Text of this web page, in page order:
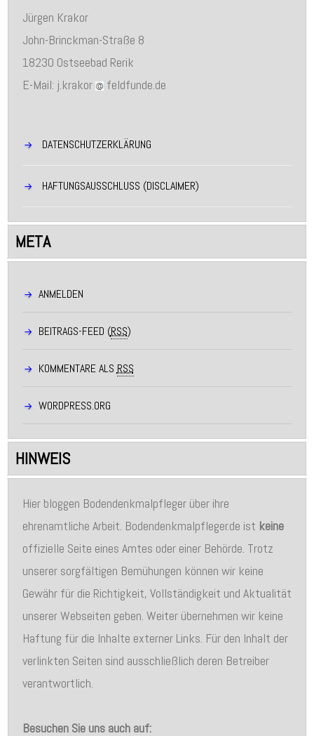
Jürgen Krakor
John-Brinckman-Straße 8
18230 Ostseebad Rerik
E-Mail: j.krakor
feldfunde.de
DATENSCHUTZERKLÄRUNG
HAFTUNGSAUSSCHLUSS (DISCLAIMER)
META
ANMELDEN
BEITRAGS-FEED (RSS)
KOMMENTARE ALS RSS
WORDPRESS.ORG
HINWEIS
Hier bloggen Bodendenkmalpfleger über ihre
ehrenamtliche Arbeit. Bodendenkmalpfleger.de ist keine
offizielle Seite eines Amtes oder einer Behörde. Trotz
unserer sorgfältigen Bemühungen können wir keine
Gewähr für die Richtigkeit, Vollständigkeit und Aktualität
unserer Webseiten geben. Weiter übernehmen wir keine
Haftung für die Inhalte externer Links. Für den Inhalt der
verlinkten Seiten sind ausschließlich deren Betreiber
verantwortlich.
Besuchen Sie uns auch auf: